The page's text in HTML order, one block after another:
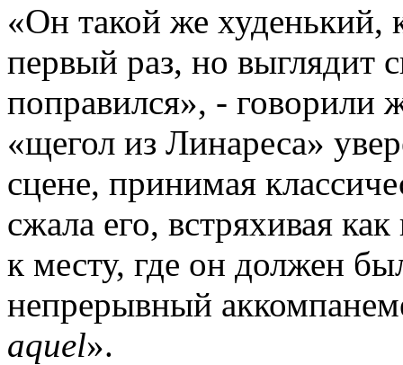
«Он такой же худенький,
первый раз, но выглядит
поправился», - говорили
«щегол из Линареса»
сцене, принимая
сжала его, встряхивая
к месту, где он должен
непрерывный
aquel».